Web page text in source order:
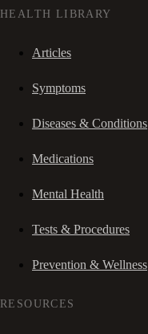
HEALTH LIBRARY
Articles
Symptoms
Diseases & Conditions
Medications
Mental Health
Tests & Procedures
Prevention & Wellness
RESOURCES